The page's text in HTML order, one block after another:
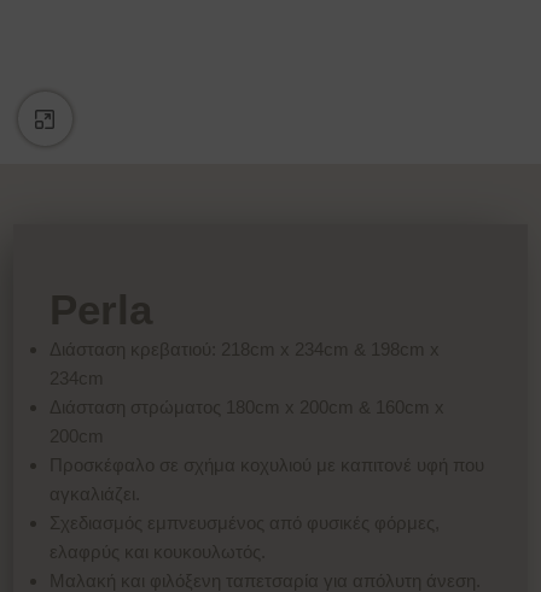
Perla
Διάσταση κρεβατιού: 218cm x 234cm & 198cm x
234cm
Διάσταση στρώματος 180cm x 200cm & 160cm x
200cm
Προσκέφαλο σε σχήμα κοχυλιού με καπιτονέ υφή που
αγκαλιάζει.
Σχεδιασμός εμπνευσμένος από φυσικές φόρμες,
ελαφρύς και κουκουλωτός.
Μαλακή και φιλόξενη ταπετσαρία για απόλυτη άνεση.